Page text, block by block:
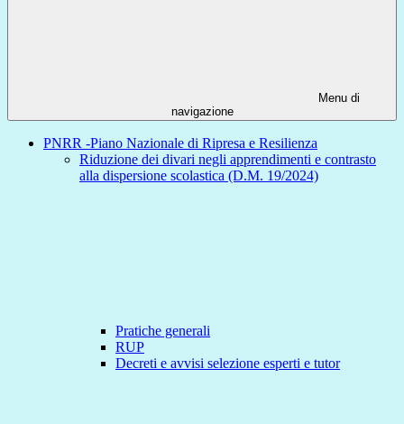
Menu di
navigazione
PNRR -Piano Nazionale di Ripresa e Resilienza
Riduzione dei divari negli apprendimenti e contrasto
alla dispersione scolastica (D.M. 19/2024)
Pratiche generali
RUP
Decreti e avvisi selezione esperti e tutor